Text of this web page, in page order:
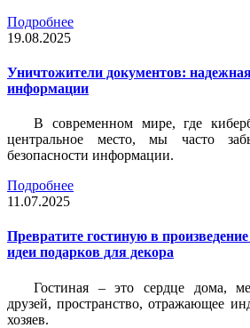
Подробнее
19.08.2025
Уничтожители документов:
информации
В современном мире, где
центральное место, мы часто
безопасности информации.
Подробнее
11.07.2025
Превратите гостиную в
идеи подарков для декора
Гостиная – это сердце дома,
друзей, пространство, отражающее
хозяев.